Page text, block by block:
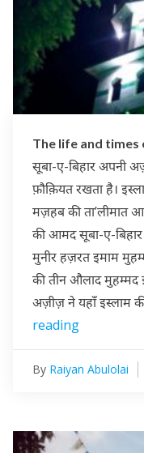
The life and times
सूबा-ए-बिहार अपनी
फ़ौक़ियत रखता है।
मज़हब की ता’लीमात
की आमद सूबा-ए-
मुनीर हज़रत इमाम
की तीन औलाद
अज़ीज़ ने यहाँ इस्लाम
reading
By Raiyan Abulolai